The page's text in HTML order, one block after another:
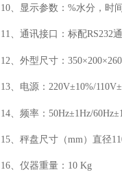
10、显示参数：%水分，时
11、通讯接口：标配RS232
12、外型尺寸：
13、电源：220V±10%/
14、频率：50Hz±1Hz/
15、秤盘尺寸（mm）直径
16、仪器重量：10 Kg